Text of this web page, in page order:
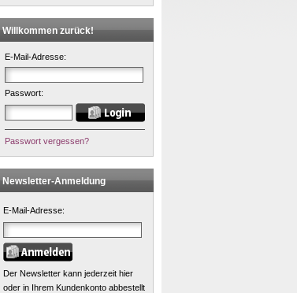
Willkommen zurück!
E-Mail-Adresse:
Passwort:
Passwort vergessen?
Newsletter-Anmeldung
E-Mail-Adresse:
Der Newsletter kann jederzeit hier
oder in Ihrem Kundenkonto abbestellt